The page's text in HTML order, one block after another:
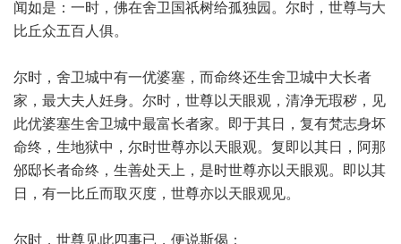
闻如是：一时，佛在舍卫国祇树给孤独园。尔时，世尊与大
比丘众五百人俱。
尔时，舍卫城中有一优婆塞，而命终还生舍卫城中大长者
家，最大夫人妊身。尔时，世尊以天眼观，清净无瑕秽，见
此优婆塞生舍卫城中最富长者家。即于其日，复有梵志身坏
命终，生地狱中，尔时世尊亦以天眼观。复即以其日，阿那
邠邸长者命终，生善处天上，是时世尊亦以天眼观。即以其
日，有一比丘而取灭度，世尊亦以天眼观见。
尔时，世尊见此四事已，便说斯偈：